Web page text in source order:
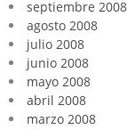
septiembre 2008
agosto 2008
julio 2008
junio 2008
mayo 2008
abril 2008
marzo 2008